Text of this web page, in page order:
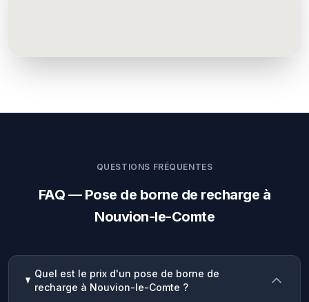
QUESTIONS FRÉQUENTES
FAQ — Pose de borne de recharge à
Nouvion-le-Comte
Quel est le prix d'un pose de borne de
recharge à Nouvion-le-Comte ?